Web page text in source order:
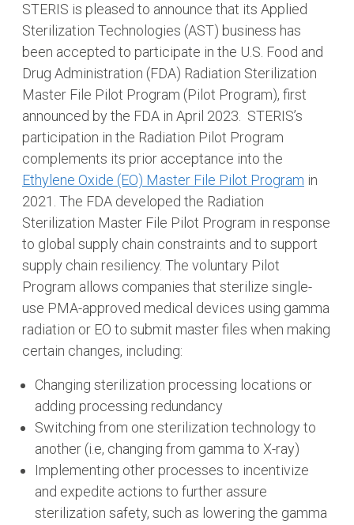
STERIS is pleased to announce that its Applied
Sterilization Technologies (AST) business has
been accepted to participate in the U.S. Food and
Drug Administration (FDA) Radiation Sterilization
Master File Pilot Program (Pilot Program), first
announced by the FDA in April 2023. STERIS’s
participation in the Radiation Pilot Program
complements its prior acceptance into the
Ethylene Oxide (EO) Master File Pilot Program in
2021. The FDA developed the Radiation
Sterilization Master File Pilot Program in response
to global supply chain constraints and to support
supply chain resiliency. The voluntary Pilot
Program allows companies that sterilize single-
use PMA-approved medical devices using gamma
radiation or EO to submit master files when making
certain changes, including:
Changing sterilization processing locations or
adding processing redundancy
Switching from one sterilization technology to
another (i.e, changing from gamma to X-ray)
Implementing other processes to incentivize
and expedite actions to further assure
sterilization safety, such as lowering the gamma